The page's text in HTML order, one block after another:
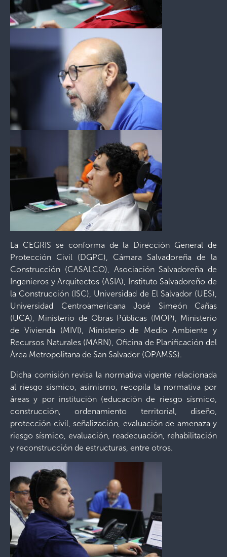
La CEGRIS se conforma de la Dirección General de
Protección Civil (DGPC), Cámara Salvadoreña de la
Construcción (CASALCO), Asociación Salvadoreña de
Ingenieros y Arquitectos (ASIA), Instituto Salvadoreño de
la Construcción (ISC), Universidad de El Salvador (UES),
Universidad Centroamericana José Simeón Cañas
(UCA), Ministerio de Obras Públicas (MOP), Ministerio
de Vivienda (MIVI), Ministerio de Medio Ambiente y
Recursos Naturales (MARN), Oficina de Planificación del
Área Metropolitana de San Salvador (OPAMSS).
Dicha comisión revisa la normativa vigente relacionada
al riesgo sísmico, asimismo, recopila la normativa por
áreas y por institución (educación de riesgo sísmico,
construcción, ordenamiento territorial, diseño,
protección civil, señalización, evaluación de amenaza y
riesgo sísmico, evaluación, readecuación, rehabilitación
y reconstrucción de estructuras, entre otros.